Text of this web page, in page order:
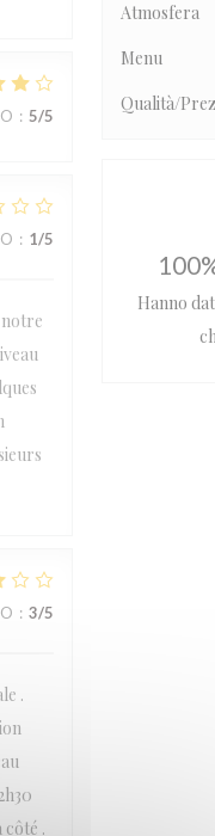
: 5/5
: 1/5
: 3/5
.
.
Atmosfera
Menu
Qualità/
Hanno